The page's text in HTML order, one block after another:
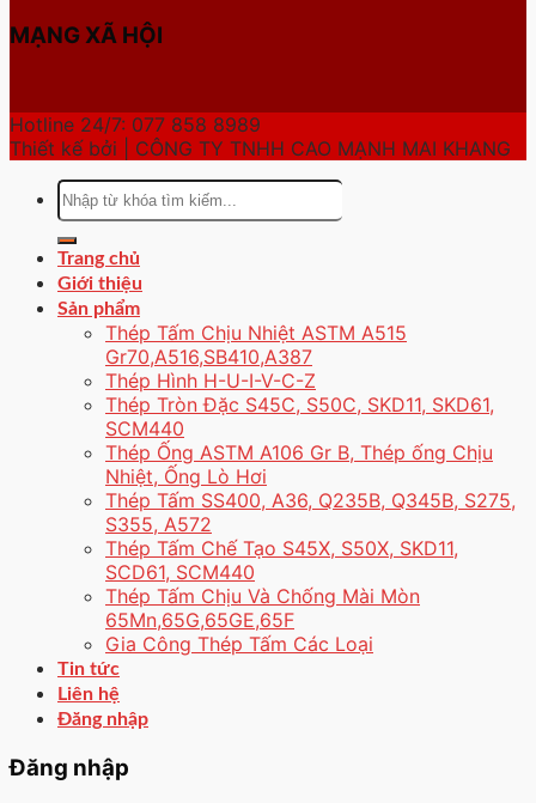
MẠNG XÃ HỘI
Hotline 24/7: 077 858 8989
Thiết kế bởi | CÔNG TY TNHH CAO MẠNH MAI KHANG
Tìm
kiếm:
Trang chủ
Giới thiệu
Sản phẩm
Thép Tấm Chịu Nhiệt ASTM A515
Gr70,A516,SB410,A387
Thép Hình H-U-I-V-C-Z
Thép Tròn Đặc S45C, S50C, SKD11, SKD61,
SCM440
Thép Ống ASTM A106 Gr B, Thép ống Chịu
Nhiệt, Ống Lò Hơi
Thép Tấm SS400, A36, Q235B, Q345B, S275,
S355, A572
Thép Tấm Chế Tạo S45X, S50X, SKD11,
SCD61, SCM440
Thép Tấm Chịu Và Chống Mài Mòn
65Mn,65G,65GE,65F
Gia Công Thép Tấm Các Loại
Tin tức
Liên hệ
Đăng nhập
Đăng nhập